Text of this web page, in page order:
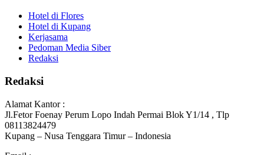
Hotel di Flores
Hotel di Kupang
Kerjasama
Pedoman Media Siber
Redaksi
Redaksi
Alamat Kantor :
Jl.Fetor Foenay Perum Lopo Indah Permai Blok Y1/14 , Tlp
08113824479
Kupang – Nusa Tenggara Timur – Indonesia